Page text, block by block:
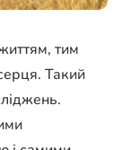
тим
Такий